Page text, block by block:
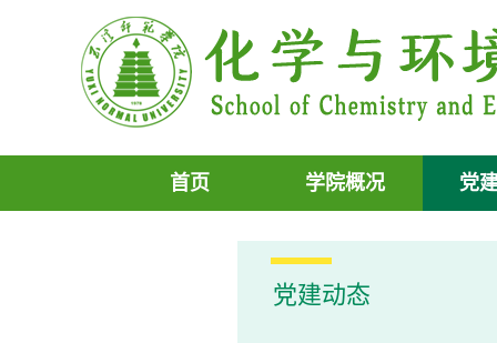
首页 学院概况 党
党建动态